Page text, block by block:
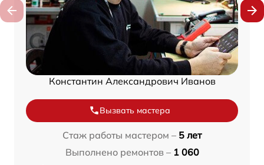
Константин Александрович Иванов
Вызвать мастера
Стаж работы мастером – 5 лет
Выполнено ремонтов – 1 060